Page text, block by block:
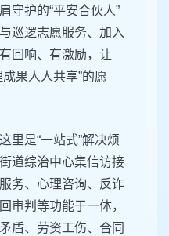
守护的“平安合伙人”
巡逻志愿服务、加入
回响、有激励，让
果人人共享”的愿
里是“一站式”解决烦
道综治中心集信访接
务、心理咨询、反诈
审判等功能于一体，
盾、劳资工伤、合同